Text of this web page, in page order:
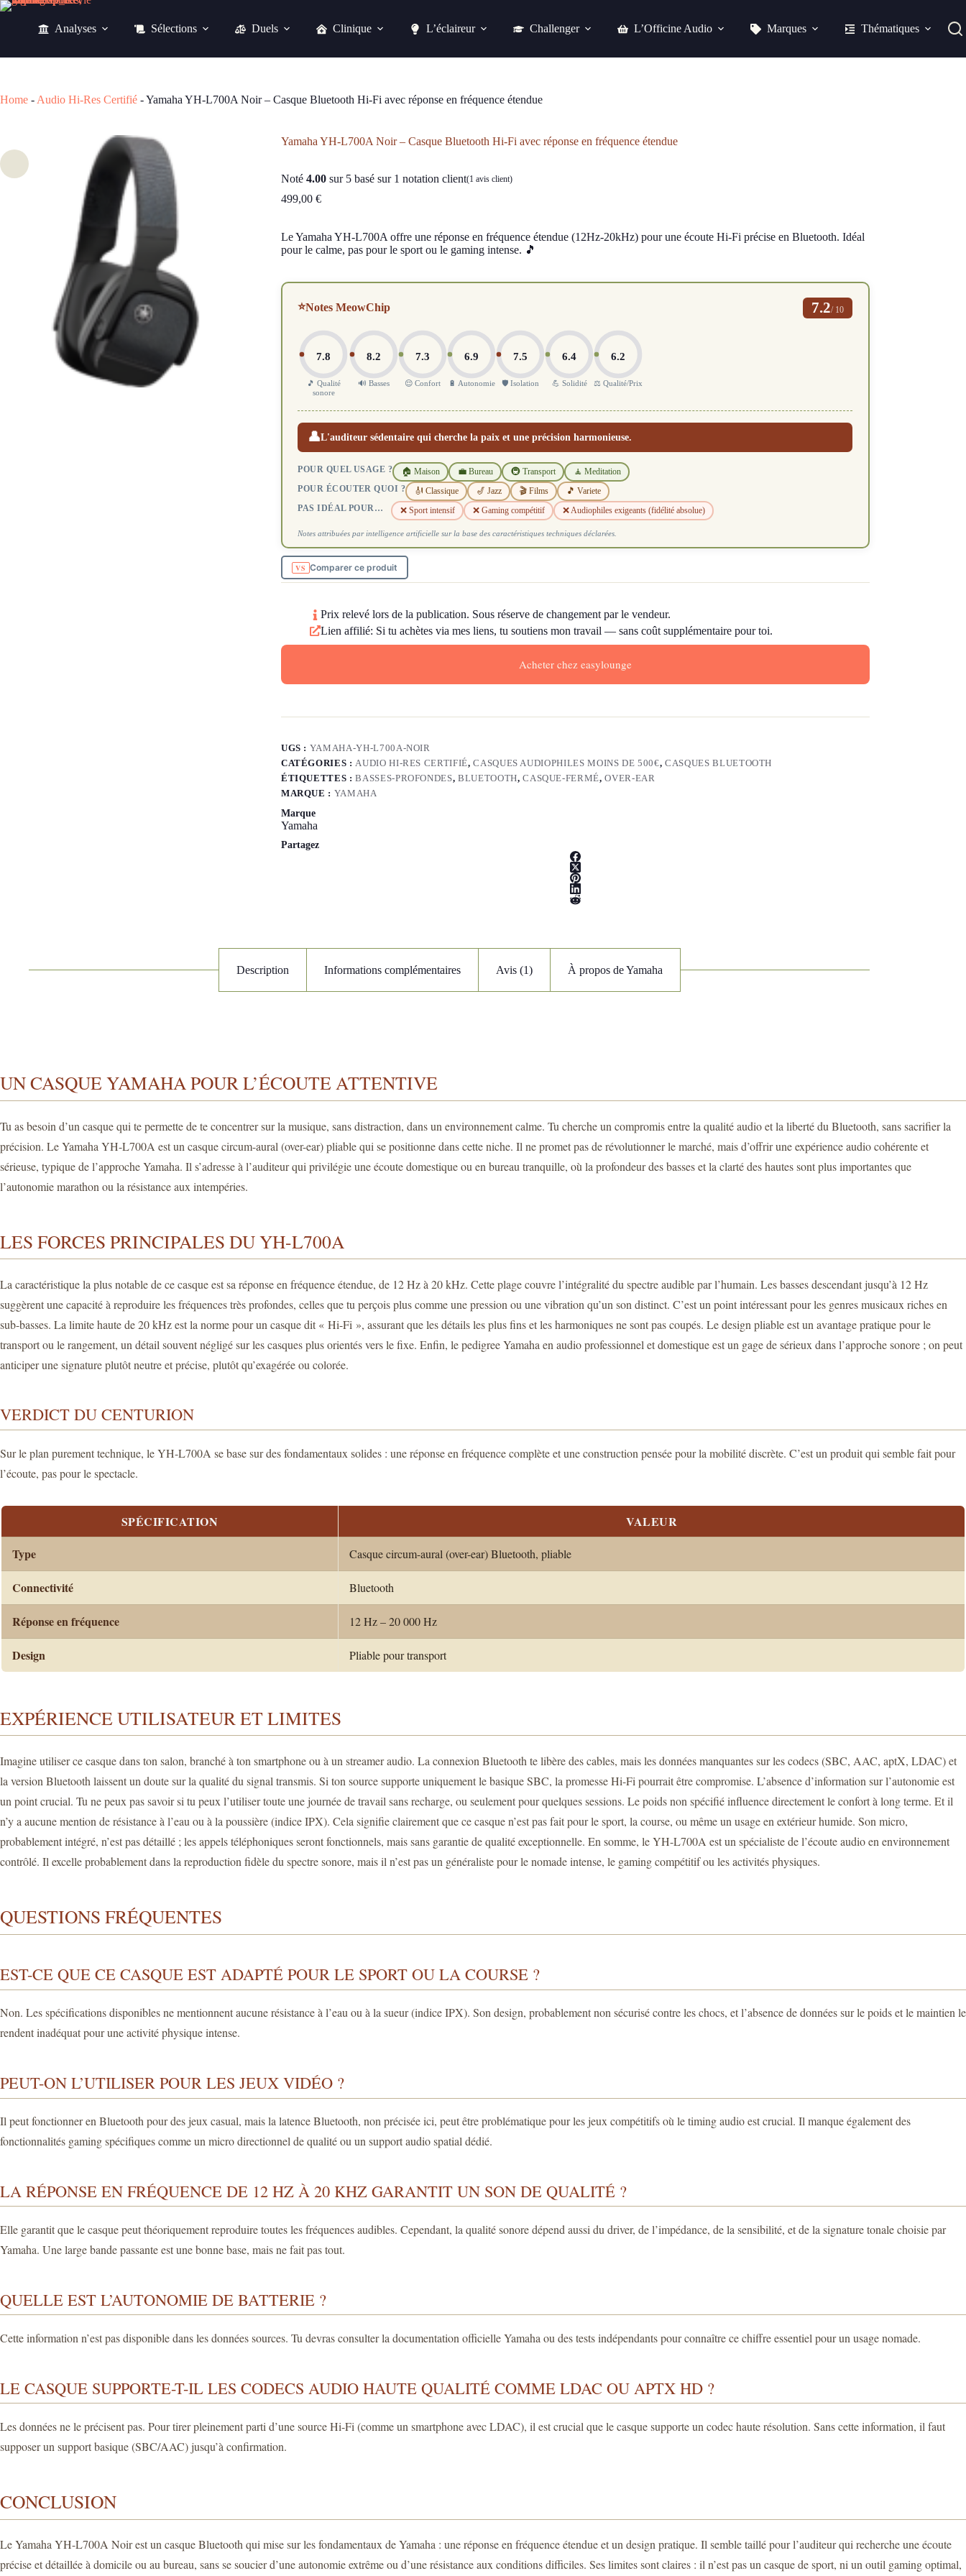
Passer
Analyses Sélections Duels Clinique L’éclaireur Challenger L’Officine Audio Marques Thématiques
Home - Audio Hi-Res Certifié -Yamaha YH-L700A Noir – Casque Bluetooth Hi-Fi avec réponse en fréquence étendue
Yamaha YH-L700A Noir – Casque Bluetooth Hi-Fi avec réponse en fréquence étendue
Noté 4.00sur 5 basé sur 1 notation client(1 avis client)
499,00 €
Le Yamaha YH-L700A offre une réponse en fréquence étendue (12Hz-20kHz) pour une écoute Hi-Fi précise en Bluetooth. Idéal
pour le calme, pas pour le sport ou le gaming intense. 🎵
⭐Notes MeowChip 7.2/ 10
7.8
🎵 Qualité
sonore
8.2
🔊 Basses
7.3
😌 Confort
6.9
🔋 Autonomie
7.5
🛡️ Isolation
6.4
💪 Solidité
6.2
⚖️ Qualité/Prix
👤L'auditeur sédentaire qui cherche la paix et une précision harmonieuse.
POUR QUEL USAGE ? 🏠 Maison 💼 Bureau 🚇 Transport 🧘 Meditation
POUR ÉCOUTER QUOI ? 🎻 Classique 🎷 Jazz 🎬 Films 🎵 Variete
PAS IDÉAL POUR… ❌ Sport intensif ❌ Gaming compétitif ❌ Audiophiles exigeants (fidélité absolue)
Notes attribuées par intelligence artificielle sur la base des caractéristiques techniques déclarées.
Comparer ce produit
Prix relevé lors de la publication. Sous réserve de changement par le vendeur.
Lien affilié: Si tu achètes via mes liens, tu soutiens mon travail — sans coût supplémentaire pour toi.
Acheter chez easylounge
UGS : YAMAHA-YH-L700A-NOIR
CATÉGORIES : AUDIO HI-RES CERTIFIÉ,CASQUES AUDIOPHILES MOINS DE 500€,CASQUES BLUETOOTH
ÉTIQUETTES :BASSES-PROFONDES,BLUETOOTH,CASQUE-FERMÉ,OVER-EAR
MARQUE : YAMAHA
Marque
Yamaha
Partagez
Description Informations complémentaires Avis (1) À propos de Yamaha
UN CASQUE YAMAHA POUR L’ÉCOUTE ATTENTIVE
Tu as besoin d’un casque qui te permette de te concentrer sur la musique, sans distraction, dans un environnement calme. Tu cherche un compromis entre la qualité audio et la liberté du Bluetooth, sans sacrifier la
précision. Le Yamaha YH-L700A est un casque circum-aural (over-ear) pliable qui se positionne dans cette niche. Il ne promet pas de révolutionner le marché, mais d’offrir une expérience audio cohérente et
sérieuse, typique de l’approche Yamaha. Il s’adresse à l’auditeur qui privilégie une écoute domestique ou en bureau tranquille, où la profondeur des basses et la clarté des hautes sont plus importantes que
l’autonomie marathon ou la résistance aux intempéries.
LES FORCES PRINCIPALES DU YH-L700A
La caractéristique la plus notable de ce casque est sa réponse en fréquence étendue, de 12 Hz à 20 kHz. Cette plage couvre l’intégralité du spectre audible par l’humain. Les basses descendant jusqu’à 12 Hz
suggèrent une capacité à reproduire les fréquences très profondes, celles que tu perçois plus comme une pression ou une vibration qu’un son distinct. C’est un point intéressant pour les genres musicaux riches en
sub-basses. La limite haute de 20 kHz est la norme pour un casque dit « Hi-Fi », assurant que les détails les plus fins et les harmoniques ne sont pas coupés. Le design pliable est un avantage pratique pour le
transport ou le rangement, un détail souvent négligé sur les casques plus orientés vers le fixe. Enfin, le pedigree Yamaha en audio professionnel et domestique est un gage de sérieux dans l’approche sonore ; on peut
anticiper une signature plutôt neutre et précise, plutôt qu’exagérée ou colorée.
VERDICT DU CENTURION
Sur le plan purement technique, le YH-L700A se base sur des fondamentaux solides : une réponse en fréquence complète et une construction pensée pour la mobilité discrète. C’est un produit qui semble fait pour
l’écoute, pas pour le spectacle.
SPÉCIFICATION
VALEUR
Type
Casque circum-aural (over-ear) Bluetooth, pliable
Connectivité Bluetooth
Réponse en fréquence 12 Hz – 20 000 Hz
Design Pliable pour transport
EXPÉRIENCE UTILISATEUR ET LIMITES
Imagine utiliser ce casque dans ton salon, branché à ton smartphone ou à un streamer audio. La connexion Bluetooth te libère des cables, mais les données manquantes sur les codecs (SBC, AAC, aptX, LDAC) et
la version Bluetooth laissent un doute sur la qualité du signal transmis. Si ton source supporte uniquement le basique SBC, la promesse Hi-Fi pourrait être compromise. L’absence d’information sur l’autonomie est
un point crucial. Tu ne peux pas savoir si tu peux l’utiliser toute une journée de travail sans recharge, ou seulement pour quelques sessions. Le poids non spécifié influence directement le confort à long terme. Et il
n’y a aucune mention de résistance à l’eau ou à la poussière (indice IPX). Cela signifie clairement que ce casque n’est pas fait pour le sport, la course, ou même un usage en extérieur humide. Son micro,
probablement intégré, n’est pas détaillé ; les appels téléphoniques seront fonctionnels, mais sans garantie de qualité exceptionnelle. En somme, le YH-L700A est un spécialiste de l’écoute audio en environnement
contrôlé. Il excelle probablement dans la reproduction fidèle du spectre sonore, mais il n’est pas un généraliste pour le nomade intense, le gaming compétitif ou les activités physiques.
QUESTIONS FRÉQUENTES
EST-CE QUE CE CASQUE EST ADAPTÉ POUR LE SPORT OU LA COURSE ?
Non. Les spécifications disponibles ne mentionnent aucune résistance à l’eau ou à la sueur (indice IPX). Son design, probablement non sécurisé contre les chocs, et l’absence de données sur le poids et le maintien le
rendent inadéquat pour une activité physique intense.
PEUT-ON L’UTILISER POUR LES JEUX VIDÉO ?
Il peut fonctionner en Bluetooth pour des jeux casual, mais la latence Bluetooth, non précisée ici, peut être problématique pour les jeux compétitifs où le timing audio est crucial. Il manque également des
fonctionnalités gaming spécifiques comme un micro directionnel de qualité ou un support audio spatial dédié.
LA RÉPONSE EN FRÉQUENCE DE 12 HZ À 20 KHZ GARANTIT UN SON DE QUALITÉ ?
Elle garantit que le casque peut théoriquement reproduire toutes les fréquences audibles. Cependant, la qualité sonore dépend aussi du driver, de l’impédance, de la sensibilité, et de la signature tonale choisie par
Yamaha. Une large bande passante est une bonne base, mais ne fait pas tout.
QUELLE EST L’AUTONOMIE DE BATTERIE ?
Cette information n’est pas disponible dans les données sources. Tu devras consulter la documentation officielle Yamaha ou des tests indépendants pour connaître ce chiffre essentiel pour un usage nomade.
LE CASQUE SUPPORTE-T-IL LES CODECS AUDIO HAUTE QUALITÉ COMME LDAC OU APTX HD ?
Les données ne le précisent pas. Pour tirer pleinement parti d’une source Hi-Fi (comme un smartphone avec LDAC), il est crucial que le casque supporte un codec haute résolution. Sans cette information, il faut
supposer un support basique (SBC/AAC) jusqu’à confirmation.
CONCLUSION
Le Yamaha YH-L700A Noir est un casque Bluetooth qui mise sur les fondamentaux de Yamaha : une réponse en fréquence étendue et un design pratique. Il semble taillé pour l’auditeur qui recherche une écoute
précise et détaillée à domicile ou au bureau, sans se soucier d’une autonomie extrême ou d’une résistance aux conditions difficiles. Ses limites sont claires : il n’est pas un casque de sport, ni un outil gaming optimal,